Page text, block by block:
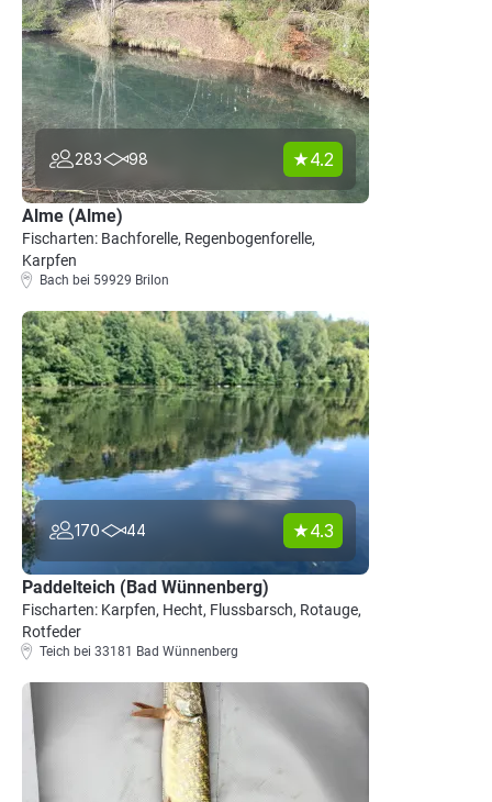
283 98 4.2
Alme (Alme)
Fischarten: Bachforelle, Regenbogenforelle,
Karpfen
Bach bei 59929 Brilon
170 44 4.3
Paddelteich (Bad Wünnenberg)
Fischarten: Karpfen, Hecht, Flussbarsch, Rotauge,
Rotfeder
Teich bei 33181 Bad Wünnenberg